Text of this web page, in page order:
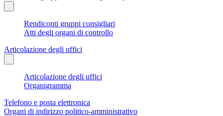
Rendiconti gruppi consigliari
Atti degli organi di controllo
Articolazione degli uffici
Articolazione degli uffici
Organigramma
Telefono e posta elettronica
Organi di indirizzo politico-amministrativo